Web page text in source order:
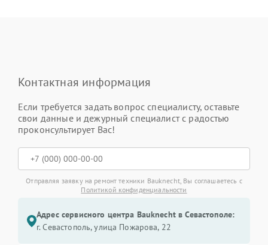
Контактная информация
Если требуется задать вопрос специалисту, оставьте
свои данные и дежурный специалист с радостью
проконсультирует Вас!
Отправляя заявку на ремонт техники Bauknecht, Вы соглашаетесь с
Политикой конфиденциальности
Адрес сервисного центра Bauknecht в Севастополе:
г. Севастополь, улица Пожарова, 22